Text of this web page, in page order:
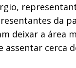
da
deixar a área
assentar cerca